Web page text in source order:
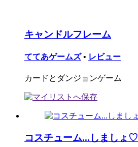
キャンドルフレーム
ててあゲームズ • レビュー
カードとダンジョンゲーム
コスチューム...しましょ♡